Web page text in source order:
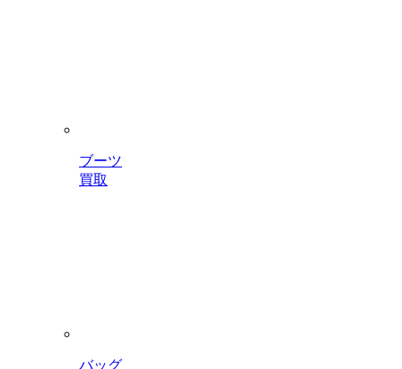
ブーツ
買取
バッグ